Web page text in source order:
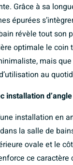
Grâce à sa
épurées
révèle tout son
optimale le coin
mais
au
installation
installation en
la salle de
ovale et le
ce